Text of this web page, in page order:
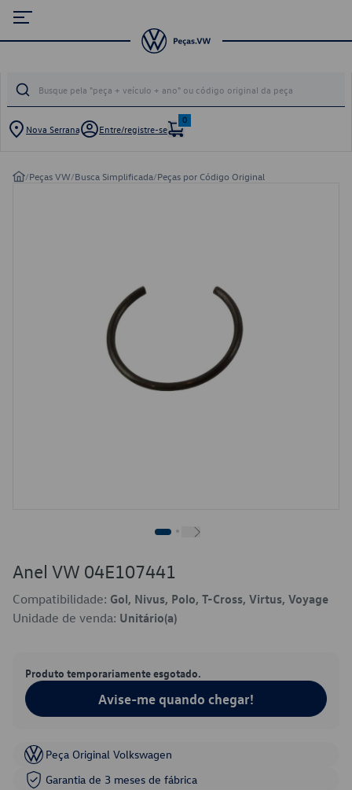
Nova Serrana Entre/registre-se
0
/Peças VW/Busca Simplificada/Peças por Código Original
Anel VW 04E107441
Compatibilidade: Gol, Nivus, Polo, T-Cross, Virtus, Voyage
Unidade de venda: Unitário(a)
Produto temporariamente esgotado.
Avise-me quando chegar!
Peça Original Volkswagen
Garantia de 3 meses de fábrica